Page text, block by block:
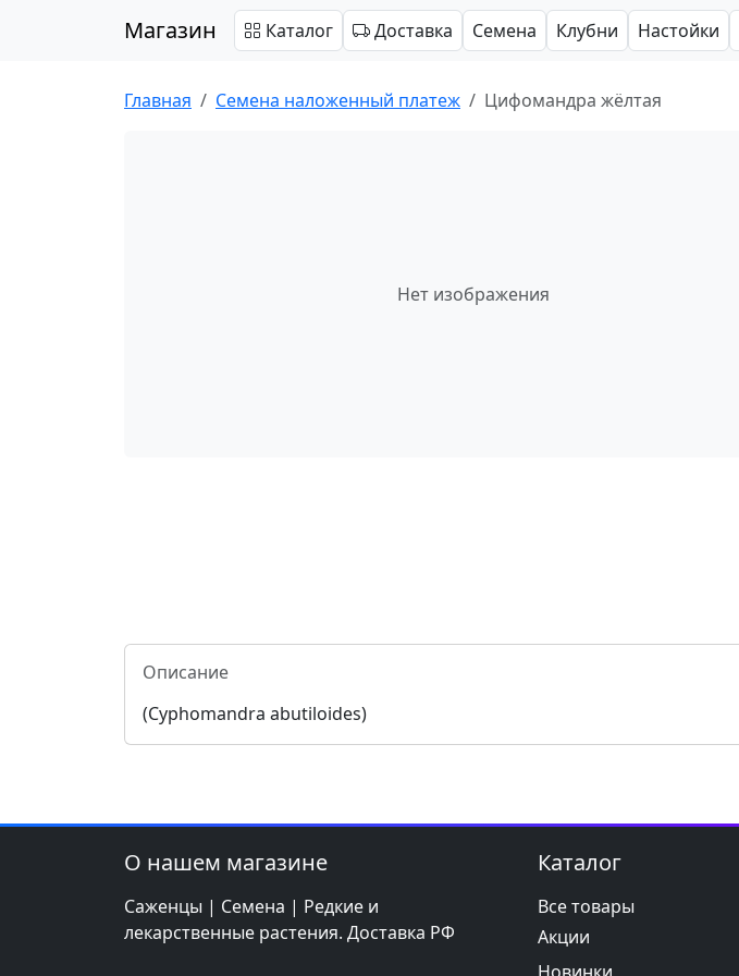
Магазин Каталог Доставка Семена Клубни Настойки
Главная Cемена наложенный платеж Цифомандра жёлтая
Нет изображения
Описание
(Cyphomandra abutiloides)
О нашем магазине
Саженцы | Семена | Редкие и
лекарственные растения. Доставка РФ
Каталог
Все товары
Акции